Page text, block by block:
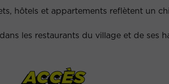
hôtels et appartements reflètent un
les restaurants du village et de ses
ACCÈS